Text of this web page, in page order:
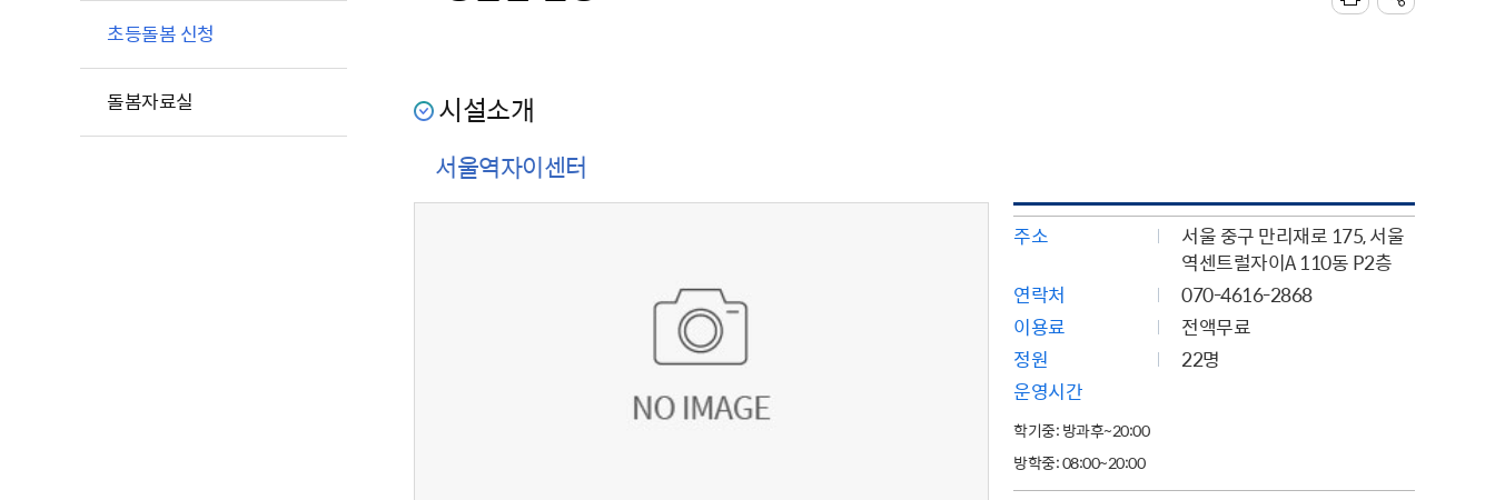
초등돌봄 신청
돌봄자료실 시설소개
서울역자이센터
주소
서울 중구 만리재로 175, 서울
역센트럴자이A 110동 P2층
연락처
070-4616-2868
이용료
전액무료
정원
22명
운영시간
학기중: 방과후~20:00
방학중: 08:00~20:00